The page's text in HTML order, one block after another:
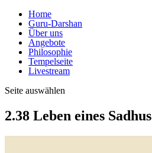
Home
Guru-Darshan
Über uns
Angebote
Philosophie
Tempelseite
Livestream
Seite auswählen
2.38 Leben eines Sadhus